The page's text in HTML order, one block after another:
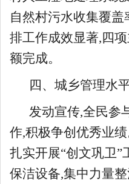
自然村污水收集覆
排工作成效显著,四
额完成。
四、城乡管理水
发动宣传,全民参
作,积极争创优秀业
扎实开展“创文巩卫”
保洁设备,集中力量整